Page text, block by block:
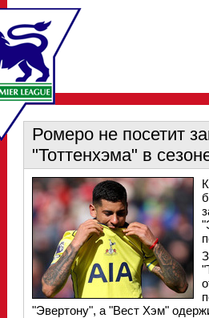
Ромеро не посетит
"Тоттенхэма" в
"Эвертону", а "Вест Хэм"